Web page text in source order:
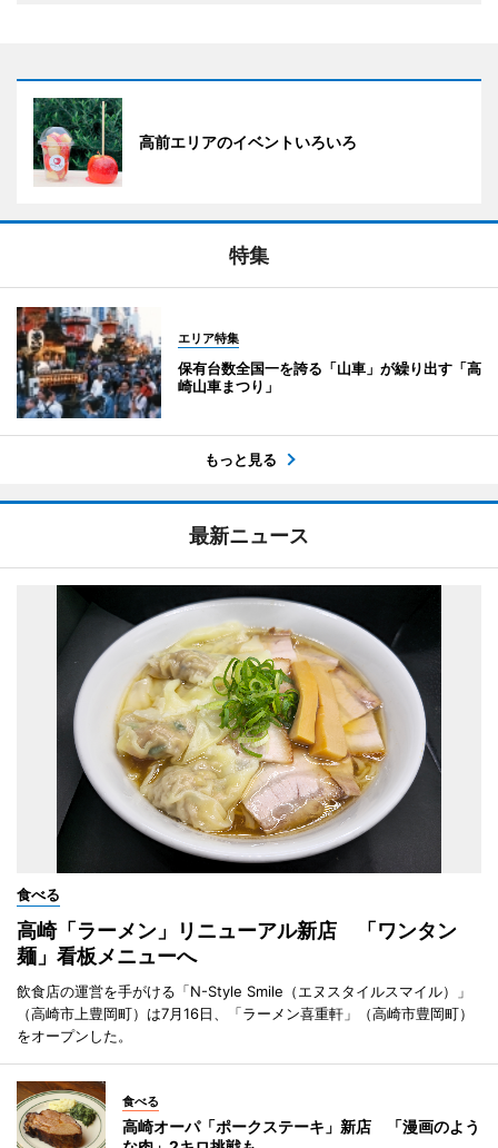
高前エリアのイベントいろいろ
特集
エリア特集
保有台数全国一を誇る「山車」が繰り出す「高
崎山車まつり」
もっと見る
最新ニュース
食べる
高崎「ラーメン」リニューアル新店 「ワンタン
麺」看板メニューへ
飲食店の運営を手がける「N-Style Smile（エヌスタイルスマイル）」
（高崎市上豊岡町）は7月16日、「ラーメン喜重軒」（高崎市豊岡町）
をオープンした。
食べる
高崎オーパ「ポークステーキ」新店 「漫画のよう